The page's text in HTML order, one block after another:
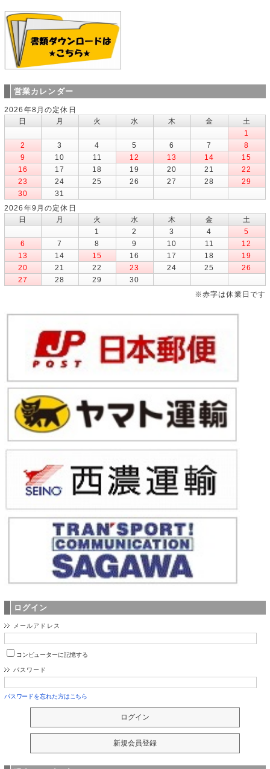
営業カレンダー
2026年8月の定休日
日
月 火 水 木 金
土
1
2
3 4 5 6 7
8
9
10 11 12 13 14
15
16
17 18 19 20 21
22
23
24 25 26 27 28
29
30
31
2026年9月の定休日
日
月 火 水 木 金
土
1
2 3 4
5
6
7 8 9 10 11
12
13
14 15 16 17 18
19
20
21 22 23 24 25
26
27
28 29
30
※赤字は休業日です
ログイン
メールアドレス
コンピューターに記憶する
パスワード
パスワードを忘れた方はこちら